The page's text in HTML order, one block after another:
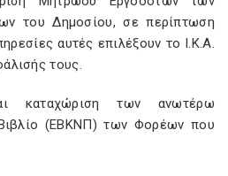
του Δημοσίου, σε περίπτωση
αυτές επιλέξουν το Ι.Κ.Α.
τους.
καταχώριση των ανωτέρω
(ΕΒΚΝΠ) των Φορέων που